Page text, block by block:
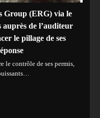
Group (ERG) via le
de l’auditeur
le pillage de ses
le contrôle de ses permis,